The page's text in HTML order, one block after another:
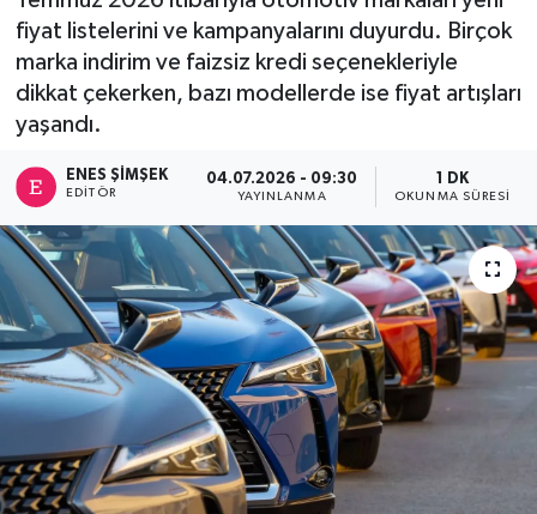
fiyat listelerini ve kampanyalarını duyurdu. Birçok
marka indirim ve faizsiz kredi seçenekleriyle
dikkat çekerken, bazı modellerde ise fiyat artışları
yaşandı.
ENES ŞIMŞEK
EDITÖR
04.07.2026 - 09:30
YAYINLANMA
1 DK
OKUNMA SÜRESI